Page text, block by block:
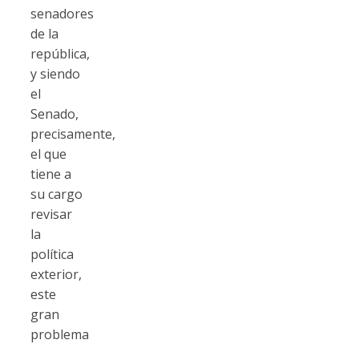
senadores
de la
república,
y siendo
el
Senado,
precisamente,
el que
tiene a
su cargo
revisar
la
política
exterior,
este
gran
problema